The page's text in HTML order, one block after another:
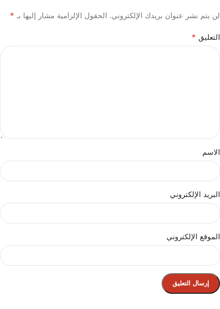
لن يتم نشر عنوان بريدك الإلكتروني. الحقول الإلزامية مشار إليها بـ *
التعليق *
الاسم
البريد الإلكتروني
الموقع الإلكتروني